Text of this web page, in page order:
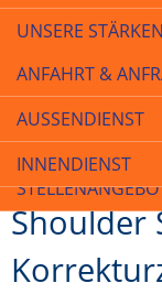
UNSERE STÄRKEN
QUALITÄT
AKTUELLES &
MESSEN
ANFAHRT &
AUSSENDIENST
INNENDIENST
Startseite > Produkte >
Korrekturzüge
Neuheit
Shoulder